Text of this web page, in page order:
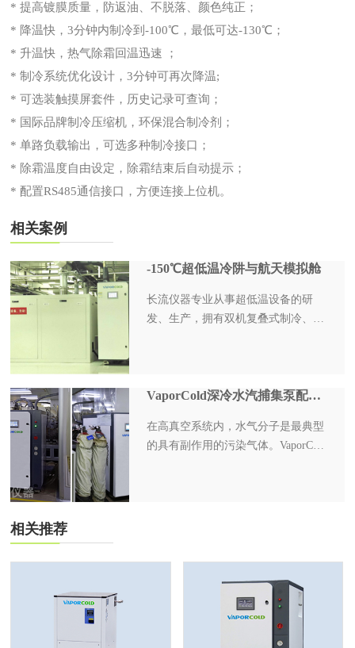
* 提高镀膜质量，防返油、不脱落、颜色纯正；
* 降温快，3分钟内制冷到-100℃，最低可达-130℃；
* 升温快，热气除霜回温迅速 ；
* 制冷系统优化设计，3分钟可再次降温;
* 可选装触摸屏套件，历史记录可查询；
* 国际品牌制冷压缩机，环保混合制冷剂；
* 单路负载输出，可选多种制冷接口；
* 除霜温度自由设定，除霜结束后自动提示；
* 配置RS485通信接口，方便连接上位机。
相关案例
-150℃超低温冷阱与航天模拟舱
长流仪器专业从事超低温设备的研
发、生产，拥有双机复叠式制冷、单
航天研究院、中科院等客户提供–VaporCold深冷水汽捕集泵配套镀膜生产线
在高真空系统内，水气分子是最典型
的具有副作用的污染气体。VaporCold
空的时间，缩短工作周期，提高产量
相关推荐